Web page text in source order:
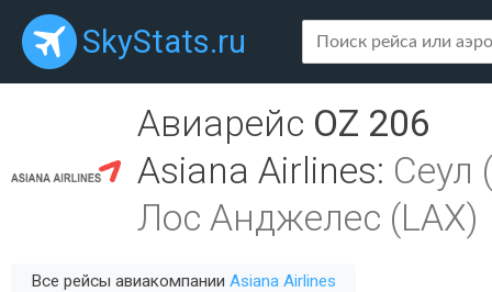
SkyStats.ru
Авиарейс OZ 206
Asiana Airlines: Сеул
Лос Анджелес (LAX)
Все рейсы авиакомпании Asiana Airlines